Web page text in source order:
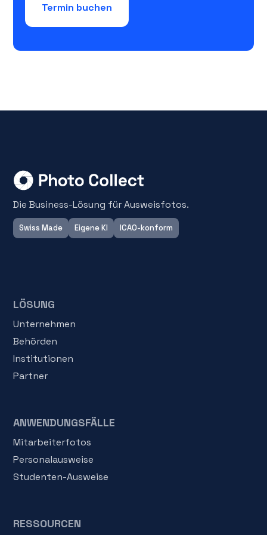
Termin buchen
Die Business-Lösung für Ausweisfotos.
Swiss Made Eigene KI ICAO-konform
LÖSUNG
Unternehmen
Behörden
Institutionen
Partner
ANWENDUNGSFÄLLE
Mitarbeiterfotos
Personalausweise
Studenten-Ausweise
RESSOURCEN